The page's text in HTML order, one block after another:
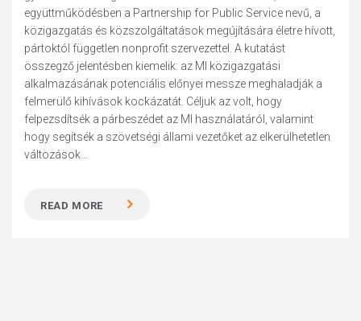
együttműködésben a Partnership for Public Service nevű, a
közigazgatás és közszolgáltatások megújítására életre hívott,
pártoktól független nonprofit szervezettel. A kutatást
összegző jelentésben kiemelik: az MI közigazgatási
alkalmazásának potenciális előnyei messze meghaladják a
felmerülő kihívások kockázatát. Céljuk az volt, hogy
felpezsdítsék a párbeszédet az MI használatáról, valamint
hogy segítsék a szövetségi állami vezetőket az elkerülhetetlen
változások...
READ MORE